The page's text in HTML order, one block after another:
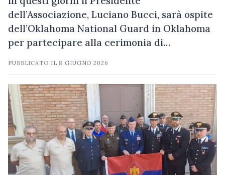
dell’Associazione, Luciano Bucci, sarà ospite
dell’Oklahoma National Guard in Oklahoma
per partecipare alla cerimonia di…
PUBBLICATO IL 8 GIUGNO 2026